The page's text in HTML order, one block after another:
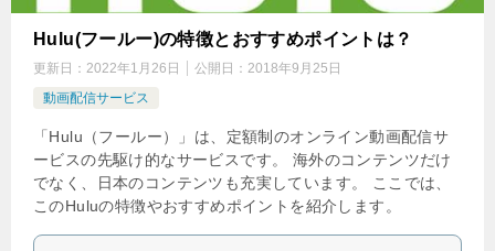
Hulu(フールー)の特徴とおすすめポイントは？
更新日： 2022年1月26日 公開日： 2018年9月25日
動画配信サービス
「Hulu（フールー）」は、定額制のオンライン動画配信サ
ービスの先駆け的なサービスです。 海外のコンテンツだけ
でなく、日本のコンテンツも充実しています。 ここでは、
このHuluの特徴やおすすめポイントを紹介します。